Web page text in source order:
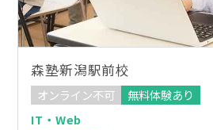
森塾新潟駅前校
オンライン不可
無料体験あり
IT・Web